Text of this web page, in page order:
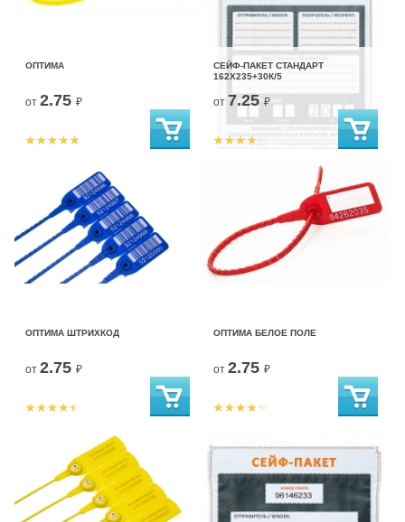
ОПТИМА
от 2.75 ₽
СЕЙФ-ПАКЕТ СТАНДАРТ
162Х235+30К/5
от 7.25 ₽
ОПТИМА ШТРИХКОД
от 2.75 ₽
ОПТИМА БЕЛОЕ ПОЛЕ
от 2.75 ₽